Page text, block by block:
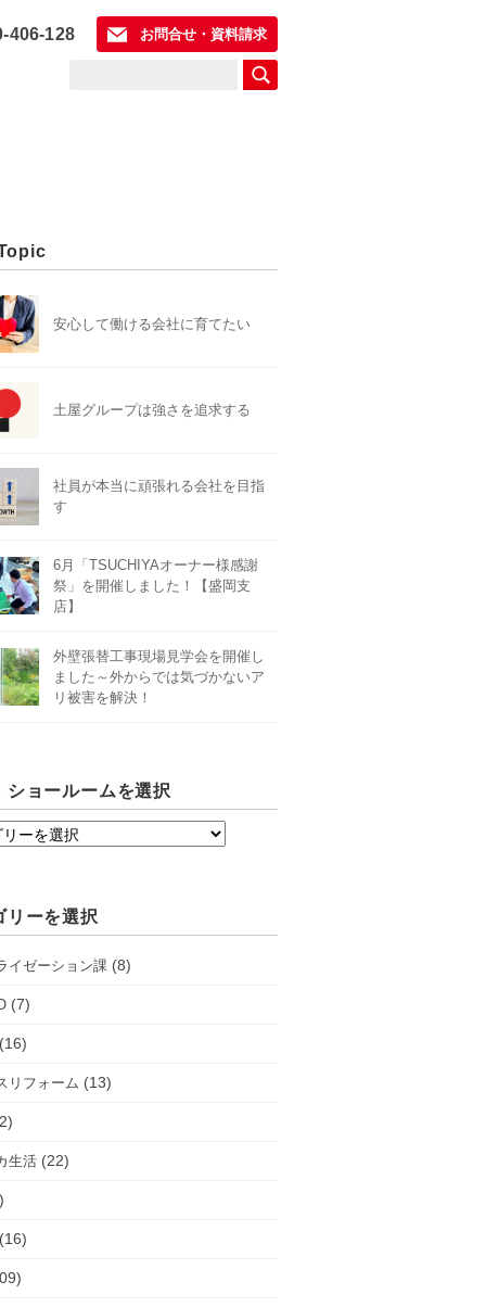
406-128 お問合せ・資料請求
安心して働ける会社に育てたい
土屋グループは強さを追求する
社員が本当に頑張れる会社を目指
す
6月「TSUCHIYAオーナー様感謝
祭」を開催しました！【盛岡支
店】
外壁張替工事現場見学会を開催し
ました～外からでは気づかないア
リ被害を解決！
ショールームを選択
リーを選択
イゼーション課 (8)
(7)
リフォーム (13)
生活 (22)